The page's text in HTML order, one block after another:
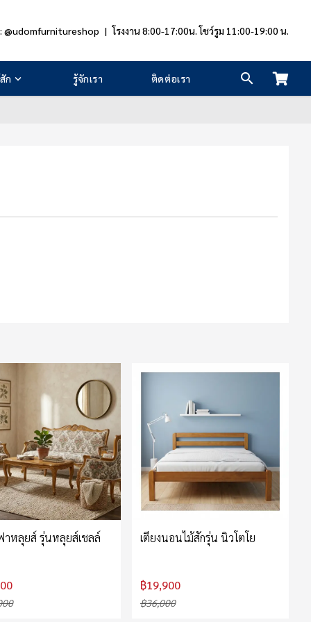
@udomfurnitureshop | โรงงาน 8:00-17:00น. โชว์รูม 11:00-19:00 น.
ก รู้จักเรา ติดต่อเรา
าหลุยส์ รุ่นหลุยส์เชลล์ เตียงนอนไม้สักรุ่น นิวโตโย
฿19,900
฿36,000